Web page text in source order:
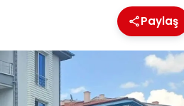
Paylaş